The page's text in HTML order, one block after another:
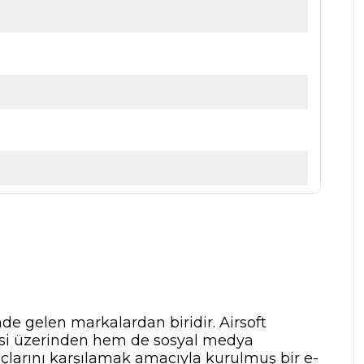
gelen markalardan biridir. Airsoft
üzerinden hem de sosyal medya
karşılamak amacıyla kurulmuş bir e-